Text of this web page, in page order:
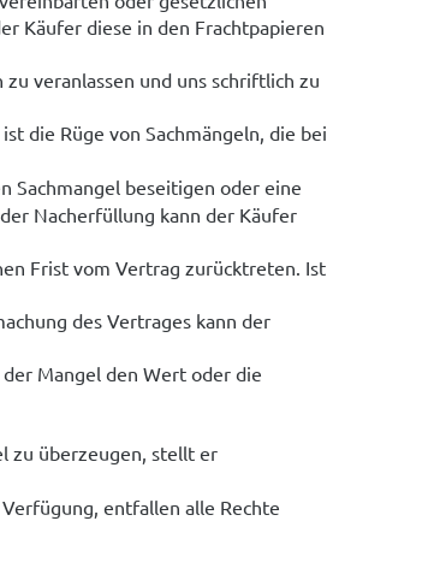
Käufer diese in den Frachtpapieren
veranlassen und uns schriftlich zu
die Rüge von Sachmängeln, die bei
Sachmangel beseitigen oder eine
Nacherfüllung kann der Käufer
Frist vom Vertrag zurücktreten. Ist
des Vertrages kann der
Mangel den Wert oder die
zu überzeugen, stellt er
entfallen alle Rechte